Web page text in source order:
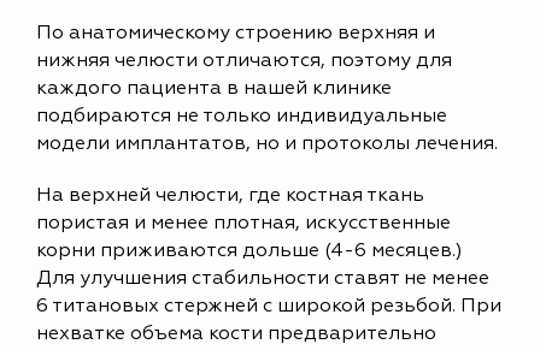
По анатомическому строению верхняя и
нижняя челюсти отличаются, поэтому для
каждого пациента в нашей клинике
подбираются не только индивидуальные
модели имплантатов, но и протоколы лечения.
На верхней челюсти, где костная ткань
пористая и менее плотная, искусственные
корни приживаются дольше (4-6 месяцев.)
Для улучшения стабильности ставят не менее
6 титановых стержней с широкой резьбой. При
нехватке объема кости предварительно